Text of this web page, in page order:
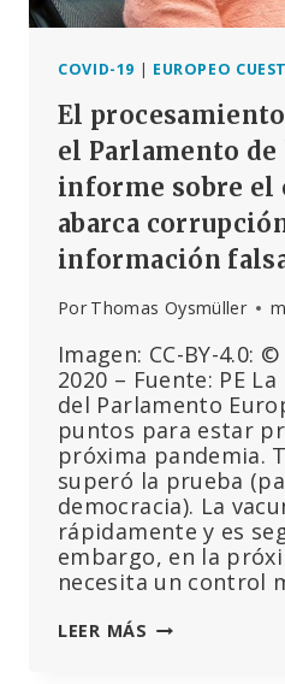
COVID-19 | EUROPEO
El
el Parlamento de
informe sobre el
abarca
información
Por Thomas Oysmüller
Imagen: CC-BY-4.0:
2020 – Fuente: PE
del Parlamento
puntos para estar
próxima pandemia.
superó la prueba
democracia). La
rápidamente y es
embargo, en la
necesita un control
LEER MÁS EL